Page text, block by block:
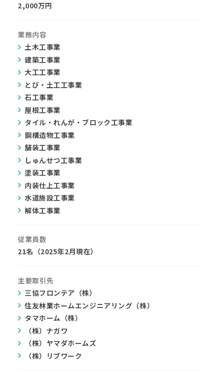
2,000万円
業務内容
土木工事業
建築工事業
大工工事業
とび・土工工事業
石工事業
屋根工事業
タイル・れんが・ブロック工事業
鋼構造物工事業
舗装工事業
しゅんせつ工事業
塗装工事業
内装仕上工事業
水道施設工事業
解体工事業
従業員数
21名（2025年2月現在）
主要取引先
三協フロンテア（株）
住友林業ホームエンジニアリング（株）
タマホーム（株）
（株）ナガワ
（株）ヤマダホームズ
（株）リブワーク